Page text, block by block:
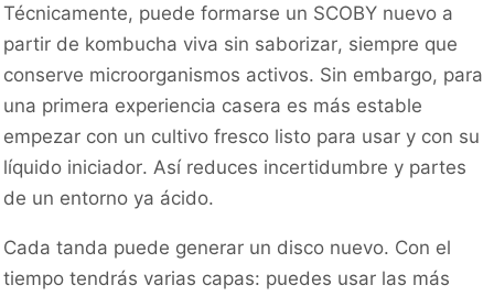
Técnicamente, puede formarse un SCOBY nuevo a
partir de kombucha viva sin saborizar, siempre que
conserve microorganismos activos. Sin embargo, para
una primera experiencia casera es más estable
empezar con un cultivo fresco listo para usar y con su
líquido iniciador. Así reduces incertidumbre y partes
de un entorno ya ácido.
Cada tanda puede generar un disco nuevo. Con el
tiempo tendrás varias capas: puedes usar las más